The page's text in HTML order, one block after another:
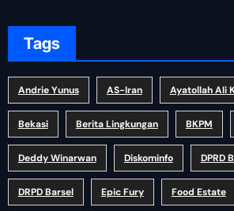
Tags
Andrie Yunus AS-Iran Ayatollah Ali
Bekasi Berita Lingkungan BKPM
Deddy Winarwan Diskominfo DPRD
DRPD Barsel Epic Fury Food Estate